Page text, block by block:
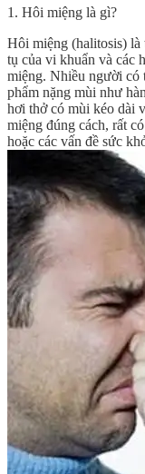
1. Hôi miệng là gì?
Hôi miệng (halitosis)
tụ của vi khuẩn và các
miệng. Nhiều người có
phẩm nặng mùi như
hơi thở có mùi kéo dài
miệng đúng cách, rất
hoặc các vấn đề sức